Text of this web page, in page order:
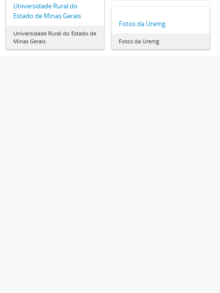
Universidade Rural do
Estado de Minas Gerais
Universidade Rural do Estado de
Minas Gerais
Fotos da Uremg
Fotos da Uremg